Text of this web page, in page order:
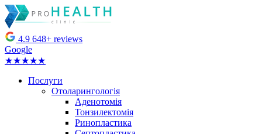
4.9 648+ reviews
Google
★★★★★
Послуги
Отоларингологія
Аденотомія
Тонзилектомія
Ринопластика